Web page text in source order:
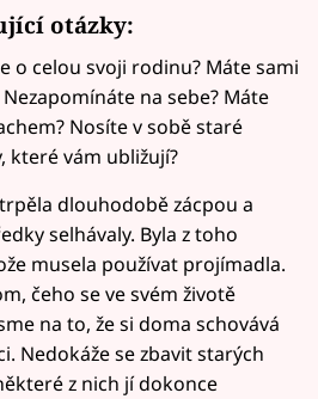
otázky:
o celou svoji rodinu? Máte sami
na sebe? Máte
Nosíte v sobě staré
které vám ubližují?
dlouhodobě zácpou a
selhávaly. Byla z toho
musela používat projímadla.
čeho se ve svém životě
na to, že si doma schovává
Nedokáže se zbavit starých
z nich jí dokonce